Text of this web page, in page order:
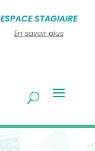
ESPACE STAGIAIRE
En savoir plus